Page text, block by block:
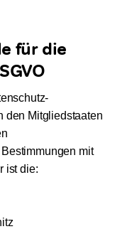
für die
den Mitgliedstaaten
mit
ist die: